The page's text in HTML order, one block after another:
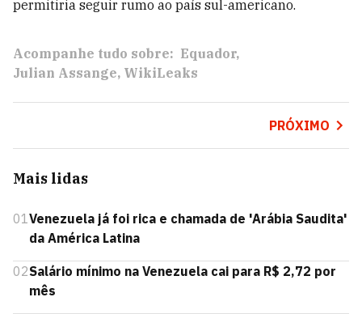
permitiria seguir rumo ao país sul-americano.
Acompanhe tudo sobre: Equador
Julian Assange WikiLeaks
PRÓXIMO
Mais lidas
01Venezuela já foi rica e chamada de 'Arábia Saudita'
da América Latina
02Salário mínimo na Venezuela cai para R$ 2,72 por
mês